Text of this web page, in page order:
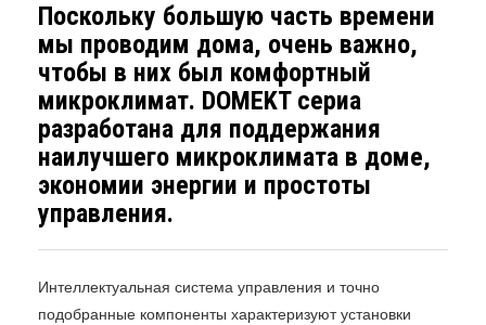
Поскольку большую часть времени
мы проводим дома, очень важно,
чтобы в них был комфортный
микроклимат. DOMEKT сериа
разработана для поддержания
наилучшего микроклимата в доме,
экономии энергии и простоты
управления.
Интеллектуальная система управления и точно
подобранные компоненты характеризуют установки